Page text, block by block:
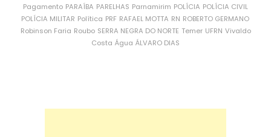
Pagamento PARAÍBA PARELHAS Parnamirim POLÍCIA POLÍCIA CIVIL
POLÍCIA MILITAR Política PRF RAFAEL MOTTA RN ROBERTO GERMANO
Robinson Faria Roubo SERRA NEGRA DO NORTE Temer UFRN Vivaldo
Costa Água ÁLVARO DIAS